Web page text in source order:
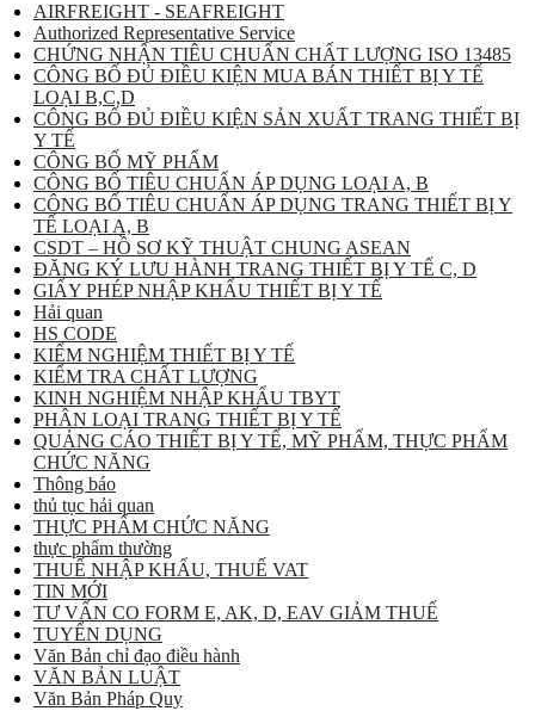
AIRFREIGHT - SEAFREIGHT
Authorized Representative Service
CHỨNG NHẬN TIÊU CHUẨN CHẤT LƯỢNG ISO 13485
CÔNG BỐ ĐỦ ĐIỀU KIỆN MUA BÁN THIẾT BỊ Y TẾ
LOẠI B,C,D
CÔNG BỐ ĐỦ ĐIỀU KIỆN SẢN XUẤT TRANG THIẾT BỊ
Y TẾ
CÔNG BỐ MỸ PHẨM
CÔNG BỐ TIÊU CHUẨN ÁP DỤNG LOẠI A, B
CÔNG BỐ TIÊU CHUẨN ÁP DỤNG TRANG THIẾT BỊ Y
TẾ LOẠI A, B
CSDT – HỒ SƠ KỸ THUẬT CHUNG ASEAN
ĐĂNG KÝ LƯU HÀNH TRANG THIẾT BỊ Y TẾ C, D
GIẤY PHÉP NHẬP KHẨU THIẾT BỊ Y TẾ
Hải quan
HS CODE
KIỂM NGHIỆM THIẾT BỊ Y TẾ
KIỂM TRA CHẤT LƯỢNG
KINH NGHIỆM NHẬP KHẨU TBYT
PHÂN LOẠI TRANG THIẾT BỊ Y TẾ
QUẢNG CÁO THIẾT BỊ Y TẾ, MỸ PHẨM, THỰC PHẨM
CHỨC NĂNG
Thông báo
thủ tục hải quan
THỰC PHẨM CHỨC NĂNG
thực phẩm thường
THUẾ NHẬP KHẨU, THUẾ VAT
TIN MỚI
TƯ VẤN CO FORM E, AK, D, EAV GIẢM THUẾ
TUYỂN DỤNG
Văn Bản chỉ đạo điều hành
VĂN BẢN LUẬT
Văn Bản Pháp Quy